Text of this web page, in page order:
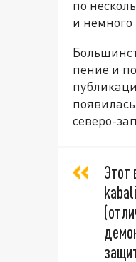
по
и
пение и
северо-
Этот